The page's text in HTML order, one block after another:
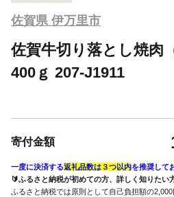
佐賀県 伊万里市
佐賀牛切り落とし焼肉
400ｇ 207-J1911
寄付金額
一度に決済する返礼品数は３つ以内を推奨して
🔰ふるさと納税が初めての方、詳しく知りたい
ふるさと納税では原則として自己負担額の